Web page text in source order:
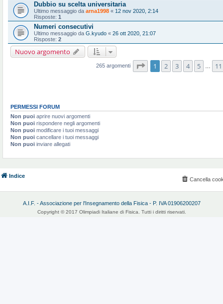
Dubbio su scelta universitaria
Ultimo messaggio da arna1998 « 12 nov 2020, 2:14
Risposte: 1
Numeri consecutivi
Ultimo messaggio da G.kyudo « 26 ott 2020, 21:07
Risposte: 2
Nuovo argomento
265 argomenti Pagina1 di11
1 2 3 4 5 11
PERMESSI FORUM
Non puoi aprire nuovi argomenti
Non puoi rispondere negli argomenti
Non puoi modificare i tuoi messaggi
Non puoi cancellare i tuoi messaggi
Non puoi inviare allegati
Indice
Cancella
A.I.F. - Associazione per l'Insegnamento della Fisica - P. IVA 01906200207
Copyright © 2017 Olimpiadi Italiane di Fisica. Tutti i diritti riservati.